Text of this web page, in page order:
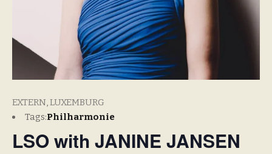
EXTERN,LUXEMBURG
Tags:Philharmonie
LSO with JANINE JANSEN